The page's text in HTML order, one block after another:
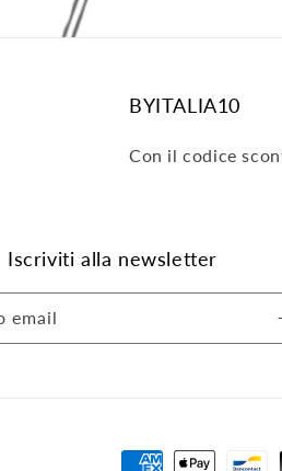
BYITALIA10
Con il codice
Iscriviti alla newsletter
email
Metodi